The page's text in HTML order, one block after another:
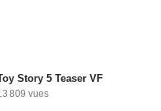
Story 5 Teaser VF
809 vues